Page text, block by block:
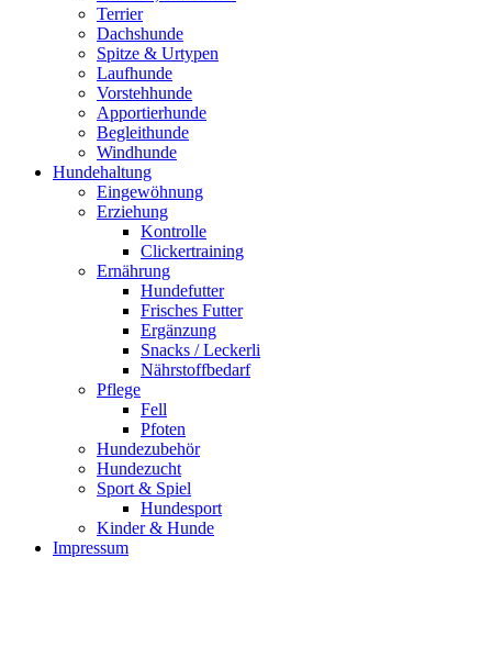
Terrier
Dachshunde
Spitze & Urtypen
Laufhunde
Vorstehhunde
Apportierhunde
Begleithunde
Windhunde
Hundehaltung
Eingewöhnung
Erziehung
Kontrolle
Clickertraining
Ernährung
Hundefutter
Frisches Futter
Ergänzung
Snacks / Leckerli
Nährstoffbedarf
Pflege
Fell
Pfoten
Hundezubehör
Hundezucht
Sport & Spiel
Hundesport
Kinder & Hunde
Impressum